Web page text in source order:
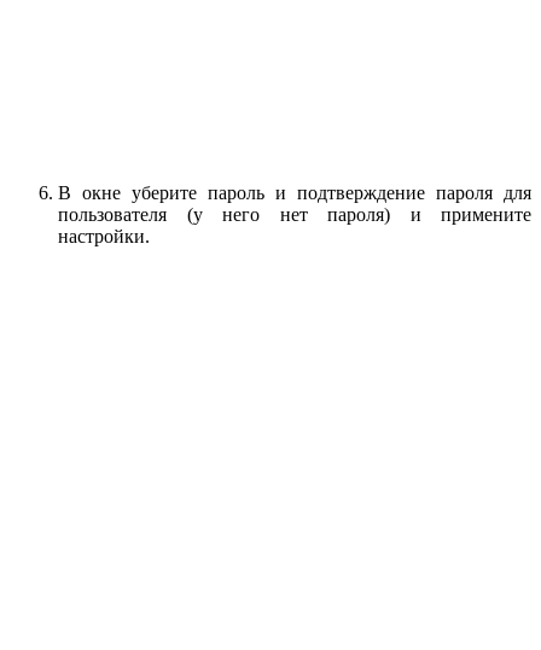
В окне уберите пароль и подтверждение пароля для
пользователя (у него нет пароля) и примените
настройки.